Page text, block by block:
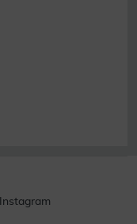
Instagram